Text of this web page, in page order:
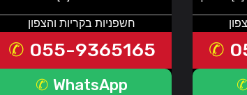
חשפניות בקריות והצפון
055-9365165
WhatsApp